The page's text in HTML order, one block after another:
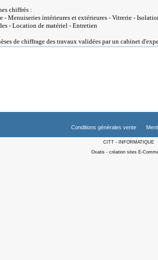
chiffrés :
- Menuiseries intérieures et extérieures - Vitrerie -
- Location de matériel - Entretien
de chiffrage des travaux validées par un cabinet
Conditions générales vente
CITT - INFORMATIQUE
Oxatis - création sites E-